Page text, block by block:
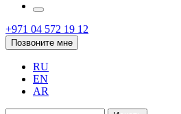
+971 04 572 19 12
Позвоните мне
RU
EN
AR